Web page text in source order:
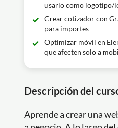
usarlo como logotipo/
Crear cotizador con
para importes
Optimizar móvil en
que afecten solo a
Descripción del
Aprende a crear una